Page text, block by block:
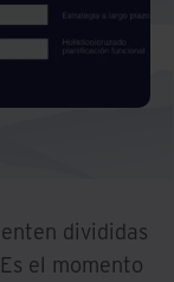
divididas
el momento